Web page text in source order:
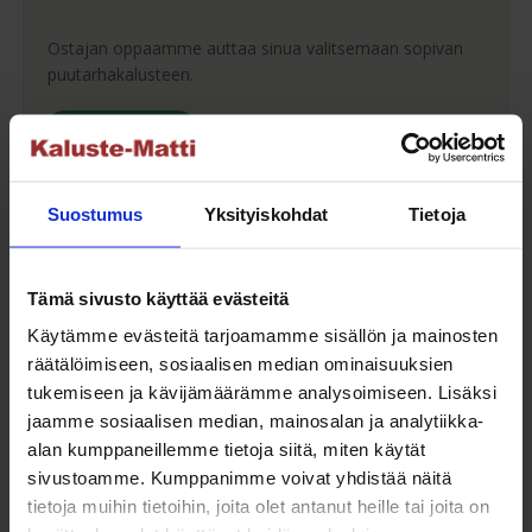
Suostumus Yksityiskohdat Tietoja
Tämä sivusto käyttää evästeitä
Käytämme evästeitä tarjoamamme sisällön ja mainosten
räätälöimiseen, sosiaalisen median ominaisuuksien
tukemiseen ja kävijämäärämme analysoimiseen. Lisäksi
jaamme sosiaalisen median, mainosalan ja analytiikka-
alan kumppaneillemme tietoja siitä, miten käytät
sivustoamme. Kumppanimme voivat yhdistää näitä
tietoja muihin tietoihin, joita olet antanut heille tai joita on
Ostajan oppaamme auttaa sinua valitsemaan sopivan
puutarhakalusteen.
Maksuaikaa ostoksillesi
Saat maksuaikaa ostoksillesi jopa 30 päivää tai erissä
osamaksulla 3-36kk.
Maksutavat